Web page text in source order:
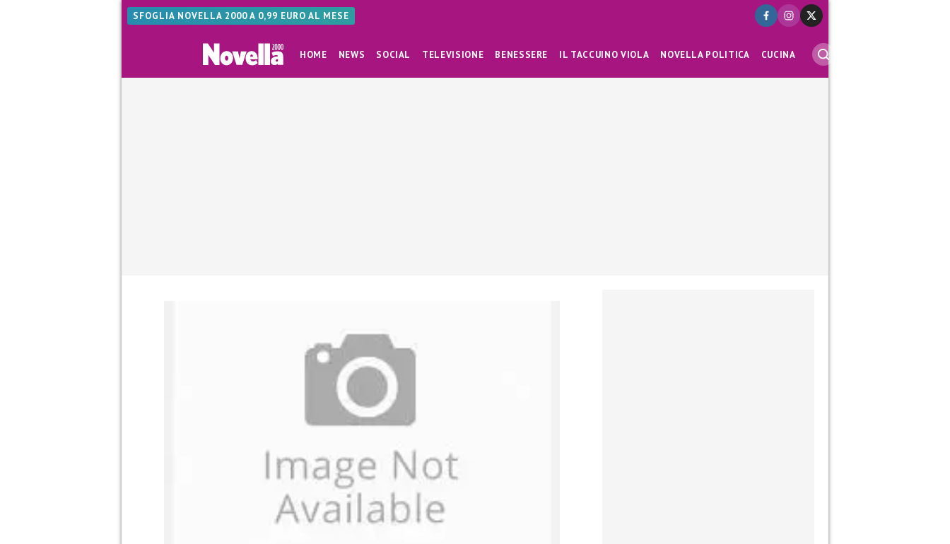
SFOGLIA NOVELLA 2000 A 0,99 EURO AL MESE
HOME NEWS SOCIAL TELEVISIONE BENESSERE IL TACCUINO VIOLA NOVELLA POLITICA CUCINA